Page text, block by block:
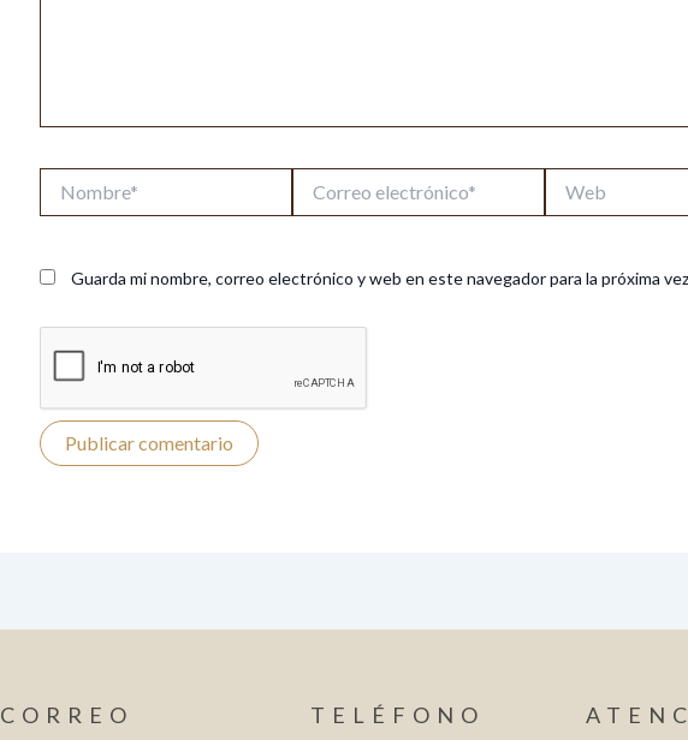
electrónico*
Guarda mi nombre, correo electrónico y web en este navegador para la próxima
CORREO TELÉFONO